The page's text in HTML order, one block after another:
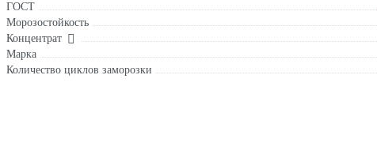
ГОСТ
Морозостойкость
Концентрат
Марка
Количество циклов заморозки